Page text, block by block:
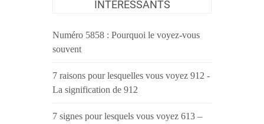
INTÉRESSANTS
Numéro 5858 : Pourquoi le voyez-vous
souvent
7 raisons pour lesquelles vous voyez 912 -
La signification de 912
7 signes pour lesquels vous voyez 613 –